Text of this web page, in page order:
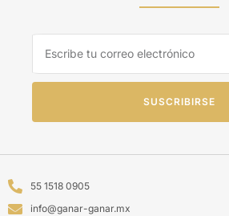
SUSCRIBIRSE
55 1518 0905
info@ganar-ganar.mx